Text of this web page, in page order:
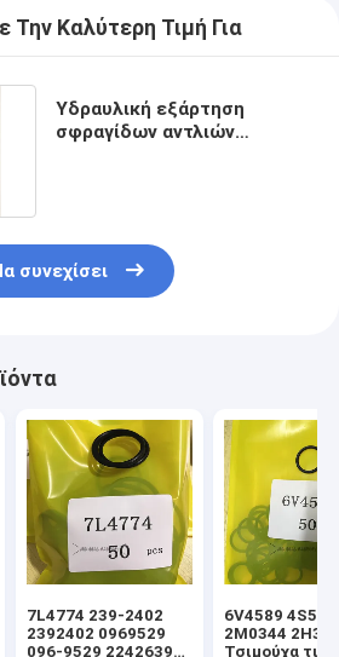
Την Καλύτερη Τιμή Για
Υδραυλική εξάρτηση
σφραγίδων αντλιών
συνεχίσει
7L4774 239-2402
2392402 0969529
096-9529 2242639
6V4589
2M0344
Τσιμούχα